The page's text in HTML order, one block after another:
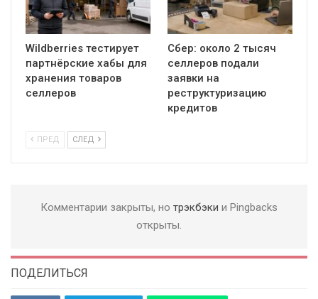
Wildberries тестирует
партнёрские хабы для
хранения товаров
селлеров
Сбер: около 2 тысяч
селлеров подали
заявки на
реструктуризацию
кредитов
ПРЕД СЛЕД
Комментарии закрыты, но трэкбэки и Pingbacks
открыты.
ПОДЕЛИТЬСЯ